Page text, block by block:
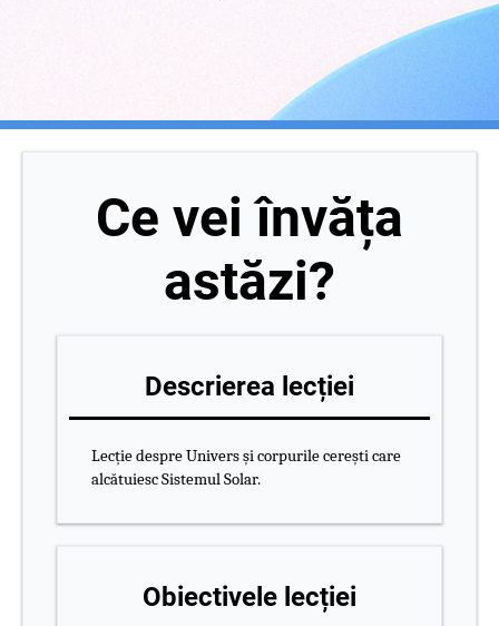
Ce vei învăța
astăzi?
Descrierea lecției
Lecție despre Univers și corpurile cerești care
alcătuiesc Sistemul Solar.
Obiectivele lecției